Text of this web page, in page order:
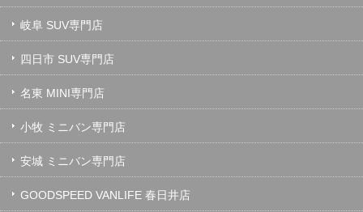
岐阜 SUV専門店
四日市 SUV専門店
名東 MINI専門店
小牧 ミニバン専門店
安城 ミニバン専門店
GOODSPEED VANLIFE 春日井店